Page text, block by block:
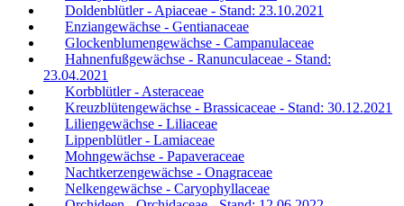
Doldenblütler - Apiaceae - Stand: 23.10.2021
Enziangewächse - Gentianaceae
Glockenblumengewächse - Campanulaceae
Hahnenfußgewächse - Ranunculaceae - Stand:
23.04.2021
Korbblütler - Asteraceae
Kreuzblütengewächse - Brassicaceae - Stand: 30.12.2021
Liliengewächse - Liliaceae
Lippenblütler - Lamiaceae
Mohngewächse - Papaveraceae
Nachtkerzengewächse - Onagraceae
Nelkengewächse - Caryophyllaceae